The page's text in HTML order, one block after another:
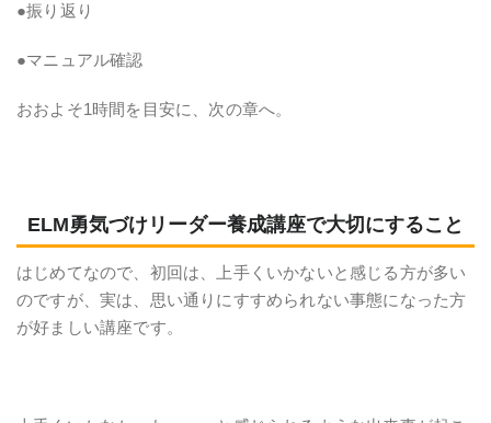
●振り返り
●マニュアル確認
おおよそ1時間を目安に、次の章へ。
ELM勇気づけリーダー養成講座で大切にすること
はじめてなので、初回は、上手くいかないと感じる方が多い
のですが、実は、思い通りにすすめられない事態になった方
が好ましい講座です。